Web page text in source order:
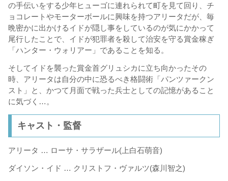
の手伝いをする少年ヒューゴに連れられて町を見て回り、チ
ョコレートやモーターボールに興味を持つアリータだが、毎
晩密かに出かけるイドが隠し事をしているのが気にかかって
尾行したことで、イドが犯罪者を殺して治安を守る賞金稼ぎ
「ハンター・ウォリアー」であることを知る。
そしてイドを襲った賞金首グリュシカに立ち向かったその
時、アリータは自分の中に恐るべき格闘術「パンツァークン
スト」と、かつて月面で戦った兵士としての記憶があること
に気づく…。
キャスト・監督
アリータ … ローサ・サラザール(上白石萌音)
ダイソン・イド … クリストフ・ヴァルツ(森川智之)